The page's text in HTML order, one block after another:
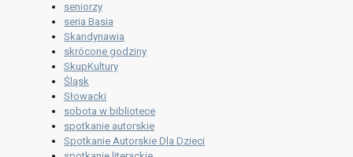
seniorzy
seria Basia
Skandynawia
skrócone godziny
SkupKultury
Śląsk
Słowacki
sobota w bibliotece
spotkanie autorskie
Spotkanie Autorskie Dla Dzieci